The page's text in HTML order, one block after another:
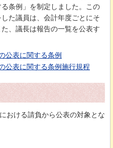
条例」を制定しました。この
た議員は、会計年度ごとにそ
、議長は報告の一覧を公表す
公表に関する条例
公表に関する条例施行規程
おける請負から公表の対象とな